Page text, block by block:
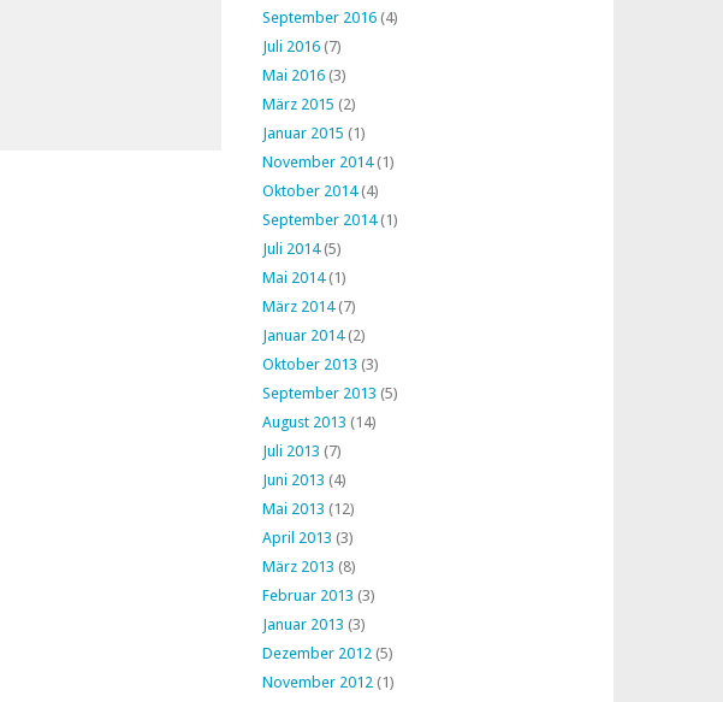
September 2016 (4)
Juli 2016 (7)
Mai 2016 (3)
März 2015 (2)
Januar 2015 (1)
November 2014(1)
Oktober 2014(4)
September 2014(1)
Juli 2014(5)
Mai 2014(1)
März 2014(7)
Januar 2014(2)
Oktober 2013 (3)
September 2013 (5)
August 2013 (14)
Juli 2013 (7)
Juni 2013 (4)
Mai 2013 (12)
April 2013 (3)
März 2013 (8)
Februar 2013 (3)
Januar 2013 (3)
Dezember 2012 (5)
November 2012 (1)